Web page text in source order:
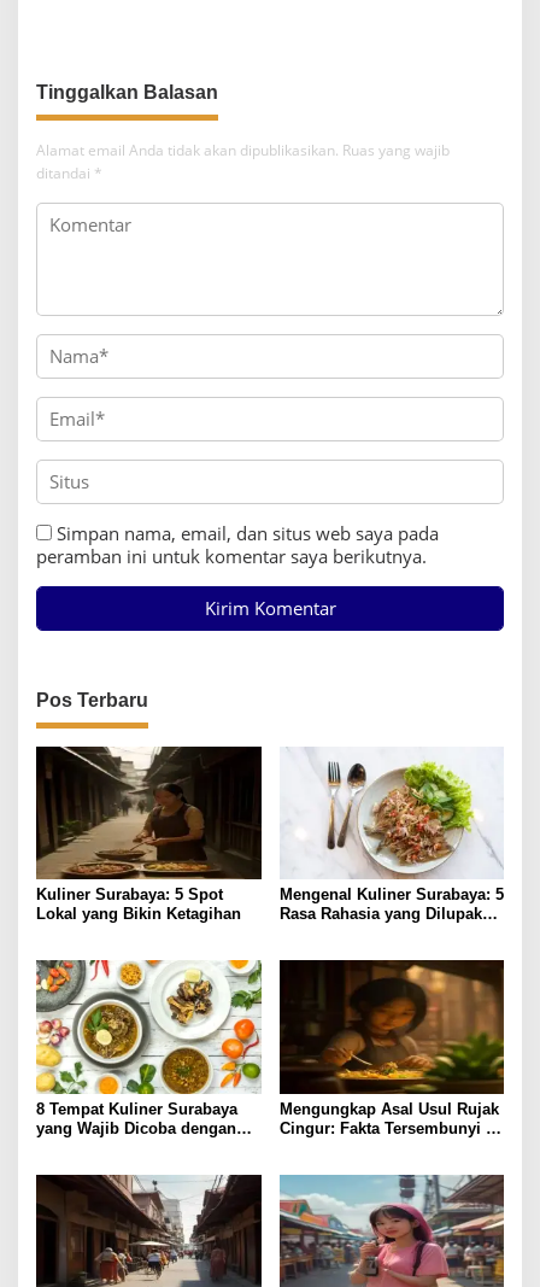
s
Tinggalkan Balasan
Alamat email Anda tidak akan dipublikasikan. Ruas yang wajib
ditandai *
Simpan nama, email, dan situs web saya pada
peramban ini untuk komentar saya berikutnya.
Pos Terbaru
Kuliner Surabaya: 5 Spot
Lokal yang Bikin Ketagihan
Mengenal Kuliner Surabaya: 5
Rasa Rahasia yang Dilupakan
8 Tempat Kuliner Surabaya
yang Wajib Dicoba dengan
Mengungkap Asal Usul Rujak
Cingur: Fakta Tersembunyi di